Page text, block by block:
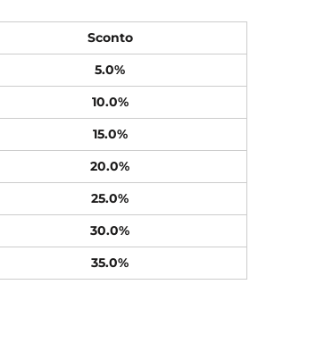
Sconto
5.0%
10.0%
15.0%
20.0%
25.0%
30.0%
35.0%